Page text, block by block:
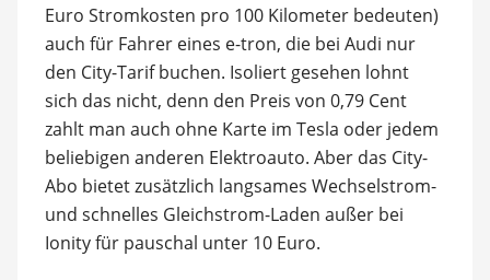
Euro Stromkosten pro 100 Kilometer bedeuten)
auch für Fahrer eines e-tron, die bei Audi nur
den City-Tarif buchen. Isoliert gesehen lohnt
sich das nicht, denn den Preis von 0,79 Cent
zahlt man auch ohne Karte im Tesla oder jedem
beliebigen anderen Elektroauto. Aber das City-
Abo bietet zusätzlich langsames Wechselstrom-
und schnelles Gleichstrom-Laden außer bei
Ionity für pauschal unter 10 Euro.